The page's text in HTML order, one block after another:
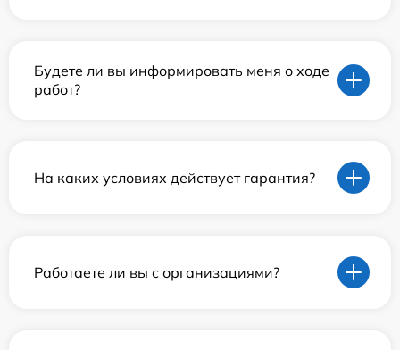
Будете ли вы информировать меня о ходе
работ?
На каких условиях действует гарантия?
Работаете ли вы с организациями?